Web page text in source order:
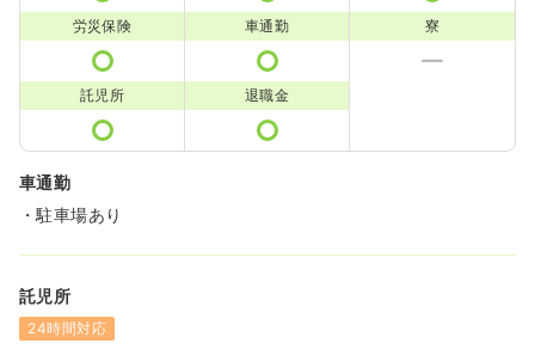
労災保険 車通勤 寮
託児所 退職金
車通勤
・駐車場あり
託児所
24時間対応